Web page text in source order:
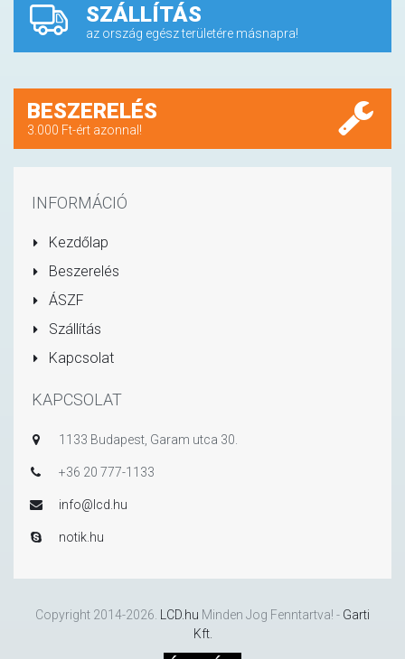
SZÁLLÍTÁS
az ország egész területére másnapra!
BESZERELÉS
3.000 Ft-ért azonnal!
INFORMÁCIÓ
Kezdőlap
Beszerelés
ÁSZF
Szállítás
Kapcsolat
KAPCSOLAT
1133 Budapest, Garam utca 30.
+36 20 777-1133
info@lcd.hu
notik.hu
Copyright 2014-2026. LCD.hu Minden Jog Fenntartva! - Garti
Kft.